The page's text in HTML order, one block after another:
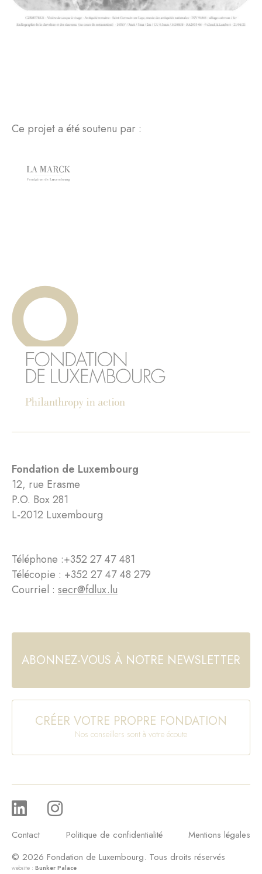
Ce projet a été soutenu par :
Fondation de Luxembourg
12, rue Erasme
P.O. Box 281
L-2012 Luxembourg
Téléphone :+352 27 47 481
Télécopie : +352 27 47 48 279
Courriel : secr@fdlux.lu
ABONNEZ-VOUS À NOTRE NEWSLETTER
CRÉER VOTRE PROPRE FONDATION
Nos conseillers sont à votre écoute
Contact Politique de confidentialité
Mentions légales
© 2026 Fondation de Luxembourg. Tous droits réservés
website : Bunker Palace